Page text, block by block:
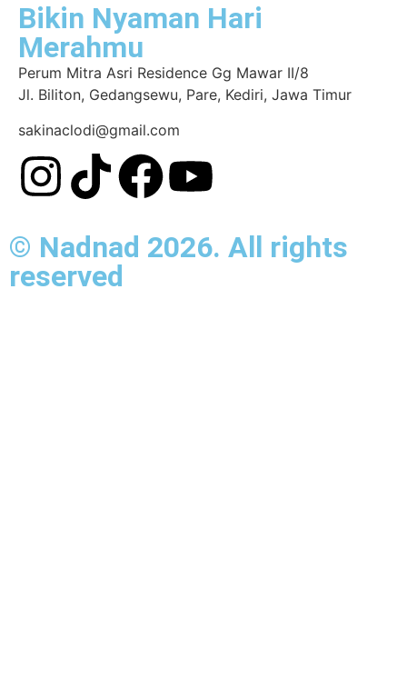
Bikin Nyaman Hari
Merahmu
Perum Mitra Asri Residence Gg Mawar II/8
Jl. Biliton, Gedangsewu, Pare, Kediri, Jawa Timur
sakinaclodi@gmail.com
© Nadnad 2026. All rights
reserved